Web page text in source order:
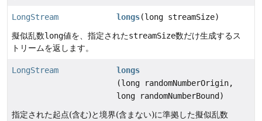
LongStream longs(long streamSize)
擬似乱数long値を、指定されたstreamSize数だけ生成するス
トリームを返します。
LongStream
longs
(long randomNumberOrigin,
long randomNumberBound)
指定された起点(含む)と境界(含まない)に準拠した擬似乱数